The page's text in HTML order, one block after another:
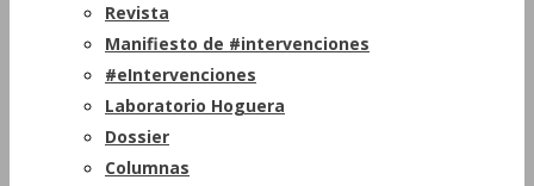
Revista
Manifiesto de #intervenciones
#eIntervenciones
Laboratorio Hoguera
Dossier
Columnas